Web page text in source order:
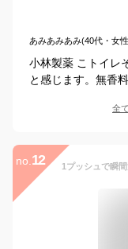
あみあみあみ(40代・女
小林製薬 こトイレ
と感じます。無香
全
no. 12